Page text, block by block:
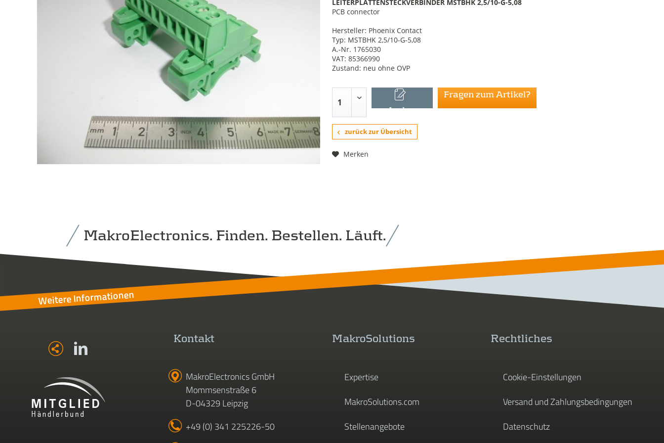
LEITERPLATTENSTECKVERBINDER MSTBHK 2,5/10-G-5,08
PCB connector
Hersteller: Phoenix Contact
Typ: MSTBHK 2,5/10-G-5,08
A.-Nr. 1765030
VAT: 85366990
Zustand: neu ohne OVP
In den
Warenkorb
Fragen zum Artikel?
zurück zur Übersicht
Merken
MakroElectronics. Finden. Bestellen. Läuft.
Weitere Informationen
Kontakt
MakroElectronics GmbH
Mommsenstraße 6
D-04329 Leipzig
+49 (0) 341 225226-50
MakroSolutions
Expertise
MakroSolutions.com
Stellenangebote
Rechtliches
Cookie-Einstellungen
Versand und Zahlungsbedingungen
Datenschutz